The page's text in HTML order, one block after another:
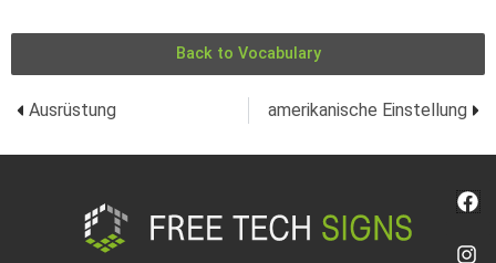
Back to Vocabulary
Ausrüstung amerikanische Einstellung